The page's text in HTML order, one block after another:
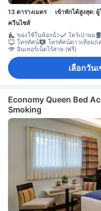
13 ตารางเมตร เข้าพักได้สูงสุด:
ควีนไซส์
ของใช้ในห้องน้ำ
ไดร์เป่าผม
โทรทัศน์
โทรทัศน์ดาวเทียม/เ
อินเทอร์เน็ตไร้สาย (ฟรี)
เลือกวัน
Economy Queen Bed
Smoking